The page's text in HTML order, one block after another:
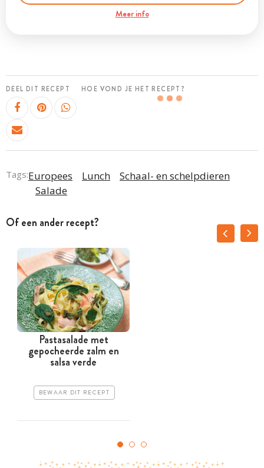
Meer info
DEEL DIT RECEPT HOE VOND JE HET RECEPT?
Tags:Europees Lunch
Schaal- en schelpdieren
Salade
Of een ander recept?
Pastasalade met
gepocheerde zalm en
salsa verde
BEWAAR DIT RECEPT